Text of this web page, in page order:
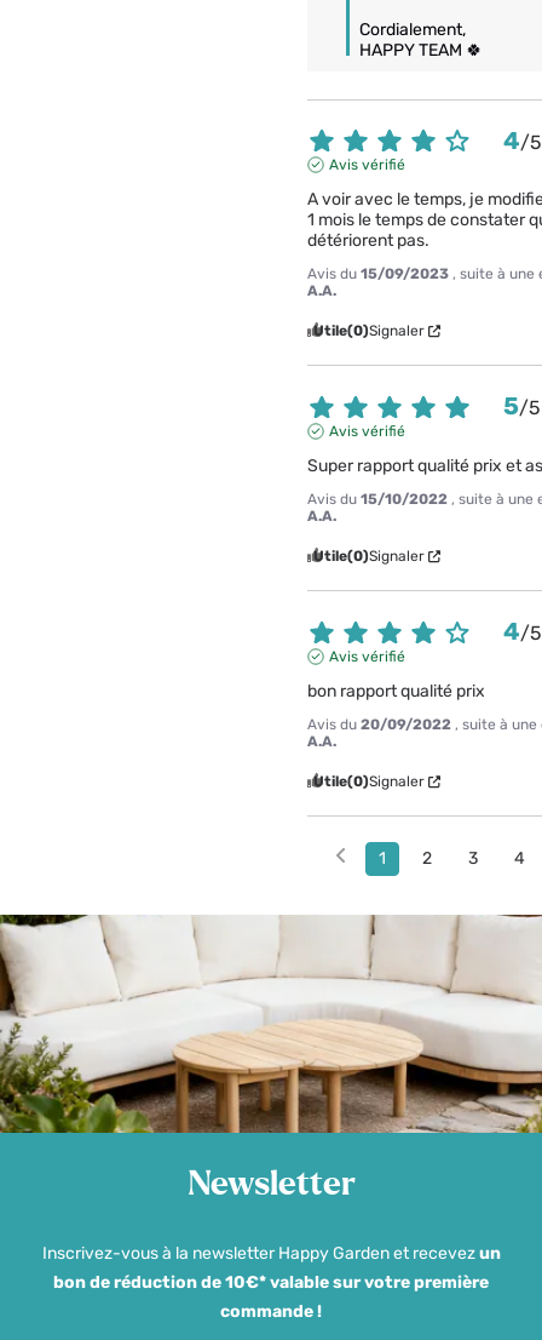
Cordialement,
HAPPY TEAM 🍀
4/5
Avis vérifié
A voir avec le temps, je
1 mois le temps de constater
détériorent pas.
Avis du15/09/2023 , suite à une
A.A.
Utile(0)Signaler
5/5
Avis vérifié
Super rapport qualité prix et
Avis du15/10/2022 , suite à une
A.A.
Utile(0)Signaler
4/5
Avis vérifié
bon rapport qualité prix
Avis du20/09/2022 , suite à
A.A.
Utile(0)Signaler
1 2 3 4
Newsletter
Inscrivez-vous à la newsletter Happy Garden et recevezun
bon de réduction de 10€* valable sur votre première
commande !